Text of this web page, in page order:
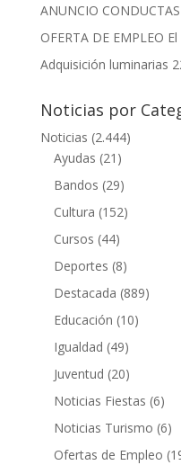
ANUNCIO
OFERTA DE EMPLEO
Adquisición luminarias
Noticias por
Noticias (2.444)
Ayudas (21)
Bandos (29)
Cultura (152)
Cursos (44)
Deportes (8)
Destacada (889)
Educación (10)
Igualdad (49)
Juventud (20)
Noticias Fiestas (6)
Noticias Turismo (6)
Ofertas de Empleo